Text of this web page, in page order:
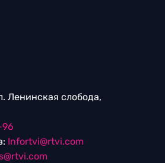
Ленинская слобода,
96
Infortvi@rtvi.com